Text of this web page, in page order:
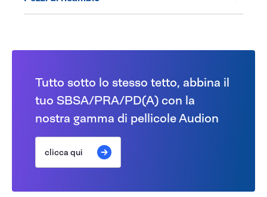
Tutto sotto lo stesso tetto, abbina il
tuo SBSA/PRA/PD(A) con la
nostra gamma di pellicole Audion
clicca qui